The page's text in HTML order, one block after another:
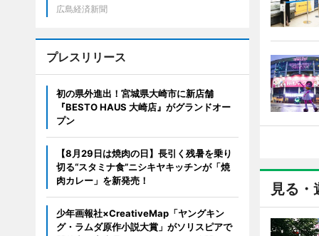
見る・
広島経済新聞
プレスリリース
初の県外進出！宮城県大崎市に新店舗
『BESTO HAUS 大崎店』がグランドオー
プン
【8月29日は焼肉の日】長引く残暑を乗り
切る“スタミナ食”ニシキヤキッチンが「焼
肉カレー」を新発売！
少年画報社×CreativeMap「ヤングキン
グ・ラムダ原作小説大賞」がソリスピアで